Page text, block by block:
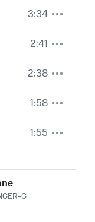
3:34
2:41
2:38
1:58
1:55
G